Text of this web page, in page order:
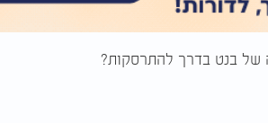
בנט בדרך להתרסקות?